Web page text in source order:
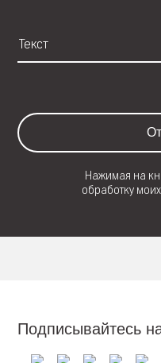
Нажимая на
обработку моих
Подписывайтесь